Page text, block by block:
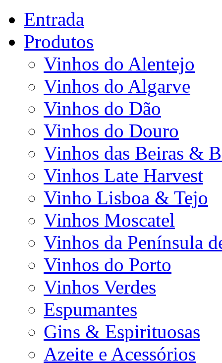
Entrada
Produtos
Vinhos do Alentejo
Vinhos do Algarve
Vinhos do Dão
Vinhos do Douro
Vinhos das Beiras &
Vinhos Late Harvest
Vinho Lisboa & Tejo
Vinhos Moscatel
Vinhos da Península
Vinhos do Porto
Vinhos Verdes
Espumantes
Gins & Espirituosas
Azeite e Acessórios